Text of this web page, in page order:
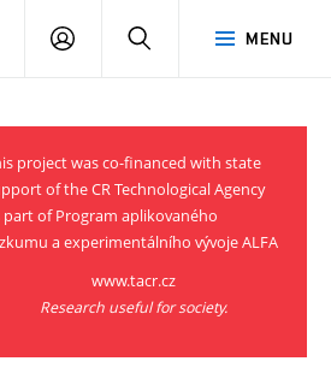
MENU
LOG
SEARCH
project was co-financed with state
of the CR Technological Agency
part of Program aplikovaného
a experimentálního vývoje ALFA
www.tacr.cz
Research useful for society.